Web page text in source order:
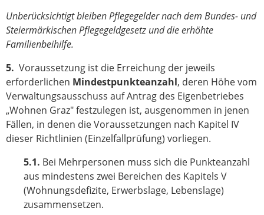
Unberücksichtigt bleiben Pflegegelder nach dem Bundes- und
Steiermärkischen Pflegegeldgesetz und die erhöhte
Familienbeihilfe.
5. Voraussetzung ist die Erreichung der jeweils
erforderlichen Mindestpunkteanzahl, deren Höhe vom
Verwaltungsausschuss auf Antrag des Eigenbetriebes
„Wohnen Graz" festzulegen ist, ausgenommen in jenen
Fällen, in denen die Voraussetzungen nach Kapitel IV
dieser Richtlinien (Einzelfallprüfung) vorliegen.
5.1. Bei Mehrpersonen muss sich die Punkteanzahl
aus mindestens zwei Bereichen des Kapitels V
(Wohnungsdefizite, Erwerbslage, Lebenslage)
zusammensetzen.